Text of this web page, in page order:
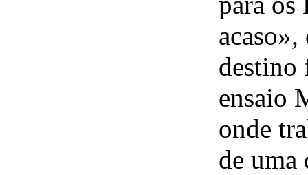
destino
ensaio
onde
de uma